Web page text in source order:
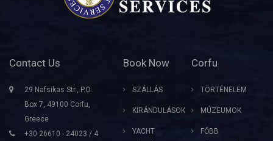
Contact Us
29 Nafsikas Str., P.O.
Box 7, 49100 Corfu,
Greece
+30 26610 - 24023 / 4
Book Now
SZÁLLÁS
KIRÁNDULÁSOK
YACHT
Corfu
TÖRTÉNELEM
MÚZEUMOK
FŐBB